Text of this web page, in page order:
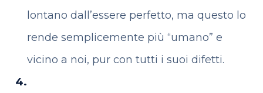
lontano dall’essere perfetto, ma questo lo
rende semplicemente più “umano” e
vicino a noi, pur con tutti i suoi difetti.